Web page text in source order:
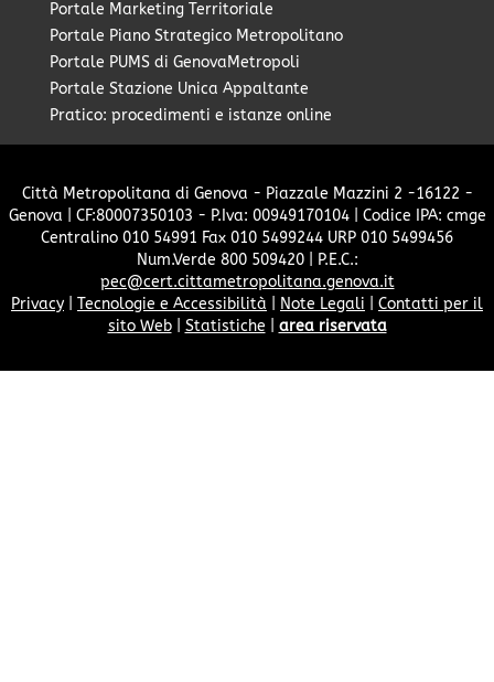
Portale Marketing Territoriale
Portale Piano Strategico Metropolitano
Portale PUMS di GenovaMetropoli
Portale Stazione Unica Appaltante
Pratico: procedimenti e istanze online
Città Metropolitana di Genova - Piazzale Mazzini 2 -16122 -
Genova | CF:80007350103 - P.Iva: 00949170104 | Codice IPA: cmge
Centralino 010 54991 Fax 010 5499244 URP 010 5499456
Num.Verde 800 509420 | P.E.C.:
pec@cert.cittametropolitana.genova.it
Privacy
Tecnologie e Accessibilità Note Legali
Contatti per il
sito Web| Statistiche area riservata